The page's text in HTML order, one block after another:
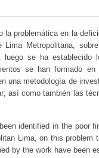
la problemática en la
Metropolitana,
se ha establecido
se han formado
una metodología de
así como también las
identified in the poor
Lima, on this problem
by the work have been